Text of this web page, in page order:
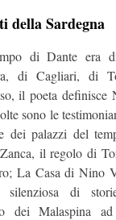
della Sardegna
di Dante era
di Cagliari, di
il poeta
sono le
dei palazzi del
il regolo di
La Casa di Nino
silenziosa di
dei Malaspina